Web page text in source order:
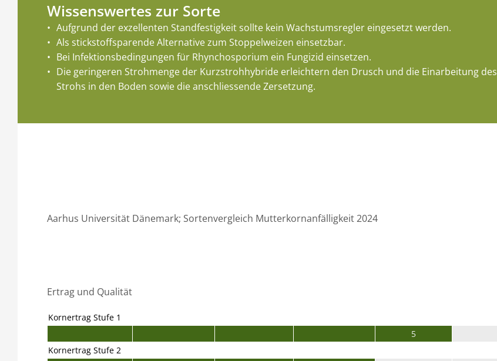
Wissenswertes zur Sorte
Aufgrund der exzellenten Standfestigkeit sollte kein Wachstumsregler eingesetzt werden.
Als stickstoffsparende Alternative zum Stoppelweizen einsetzbar.
Bei Infektionsbedingungen für Rhynchosporium ein Fungizid einsetzen.
Die geringeren Strohmenge der Kurzstrohhybride erleichtern den Drusch und die Einarbeitung des
Strohs in den Boden sowie die anschliessende Zersetzung.
Aarhus Universität Dänemark; Sortenvergleich Mutterkornanfälligkeit 2024
Ertrag und Qualität
Kornertrag Stufe 1
5
Kornertrag Stufe 2